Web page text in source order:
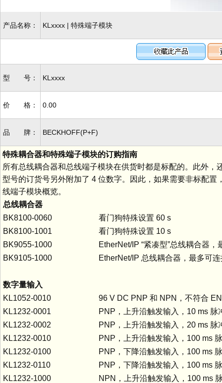
产品名称： KLxxxx | 特殊端子模块
型 号： KLxxxx
价 格： 0.00
品 牌： BECKHOFF(P+F)
特殊耦合器和特殊端子模块的订购指南
所有总线耦合器和总线端子模块在供货时都是标配的。此外
型号的订货号另外附加了 4 位数字。因此，如果需要非标配
线端子模块概览。
总线耦合器
BK8100-0060
看门狗特殊设置 60 s
BK8100-1001
看门狗特殊设置 10 s
BK9055-1000
EtherNet/IP “紧凑型”总线耦合器
BK9105-1000
EtherNet/IP 总线耦合器，最多可
数字量输入
KL1052-0010
96 V DC PNP 和 NPN，不符合
KL1232-0001
PNP，上升沿触发输入，10 ms 脉
KL1232-0002
PNP，上升沿触发输入，20 ms 脉
KL1232-0010
PNP，上升沿触发输入，100 ms
KL1232-0100
PNP，下降沿触发输入，100 ms
KL1232-0110
PNP，下降沿触发输入，100 ms
KL1232-1000
NPN，上升沿触发输入，100 ms